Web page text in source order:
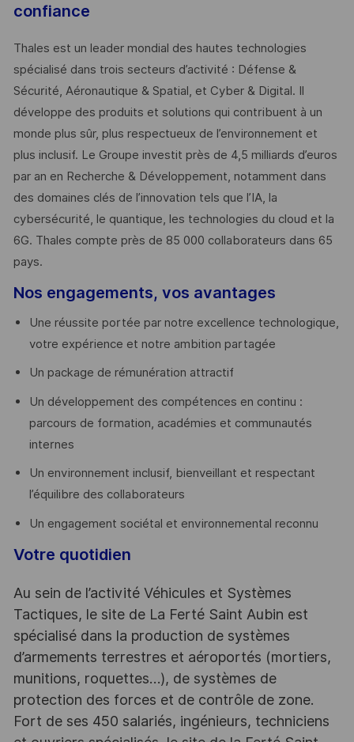
confiance
Thales est un leader mondial des hautes technologies
spécialisé dans trois secteurs d’activité : Défense &
Sécurité, Aéronautique & Spatial, et Cyber & Digital. Il
développe des produits et solutions qui contribuent à un
monde plus sûr, plus respectueux de l’environnement et
plus inclusif. Le Groupe investit près de 4,5 milliards d’euros
par an en Recherche & Développement, notamment dans
des domaines clés de l’innovation tels que l’IA, la
cybersécurité, le quantique, les technologies du cloud et la
6G. Thales compte près de 85 000 collaborateurs dans 65
pays. ​
Nos engagements, vos avantages
Une réussite portée par notre excellence technologique,
votre expérience et notre ambition partagée
Un package de rémunération attractif
Un développement des compétences en continu :
parcours de formation, académies et communautés
internes
Un environnement inclusif, bienveillant et respectant
l’équilibre des collaborateurs
Un engagement sociétal et environnemental reconnu
Votre quotidien
Au sein de l’activité Véhicules et Systèmes
Tactiques, le site de La Ferté Saint Aubin est
spécialisé dans la production de systèmes
d’armements terrestres et aéroportés (mortiers,
munitions, roquettes…), de systèmes de
protection des forces et de contrôle de zone.
Fort de ses 450 salariés, ingénieurs, techniciens